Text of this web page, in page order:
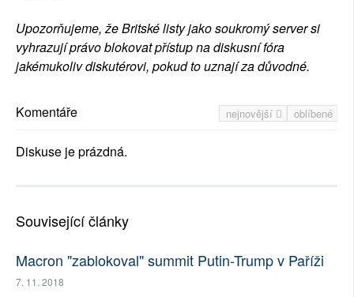
Upozorňujeme, že Britské listy jako soukromý server si
vyhrazují právo blokovat přístup na diskusní fóra
jakémukoliv diskutérovi, pokud to uznají za důvodné.
nejnovější oblíbené
Komentáře
Diskuse je prázdná.
Související články
Macron "zablokoval" summit Putin-Trump v Paříži
7. 11. 2018